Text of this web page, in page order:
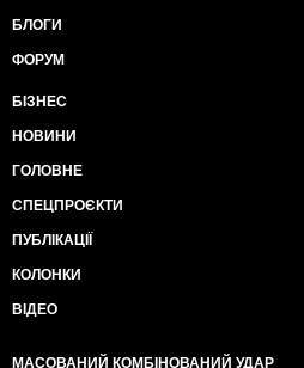
БЛОГИ
ФОРУМ
БІЗНЕС
НОВИНИ
ГОЛОВНЕ
СПЕЦПРОЄКТИ
ПУБЛІКАЦІЇ
КОЛОНКИ
ВІДЕО
МАСОВАНИЙ КОМБІНОВАНИЙ УДАР